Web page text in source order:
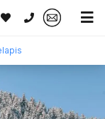
0 700 11007
Kruizai